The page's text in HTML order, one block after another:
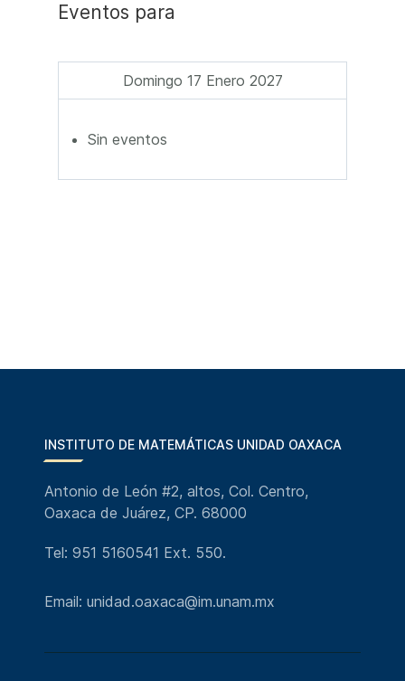
Eventos para
Domingo 17 Enero 2027
Sin eventos
INSTITUTO DE MATEMÁTICAS UNIDAD OAXACA
Antonio de León #2, altos, Col. Centro,
Oaxaca de Juárez, CP. 68000
Tel: 951 5160541 Ext. 550.
Email: unidad.oaxaca@im.unam.mx